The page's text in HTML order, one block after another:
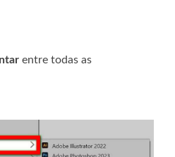
entre todas as